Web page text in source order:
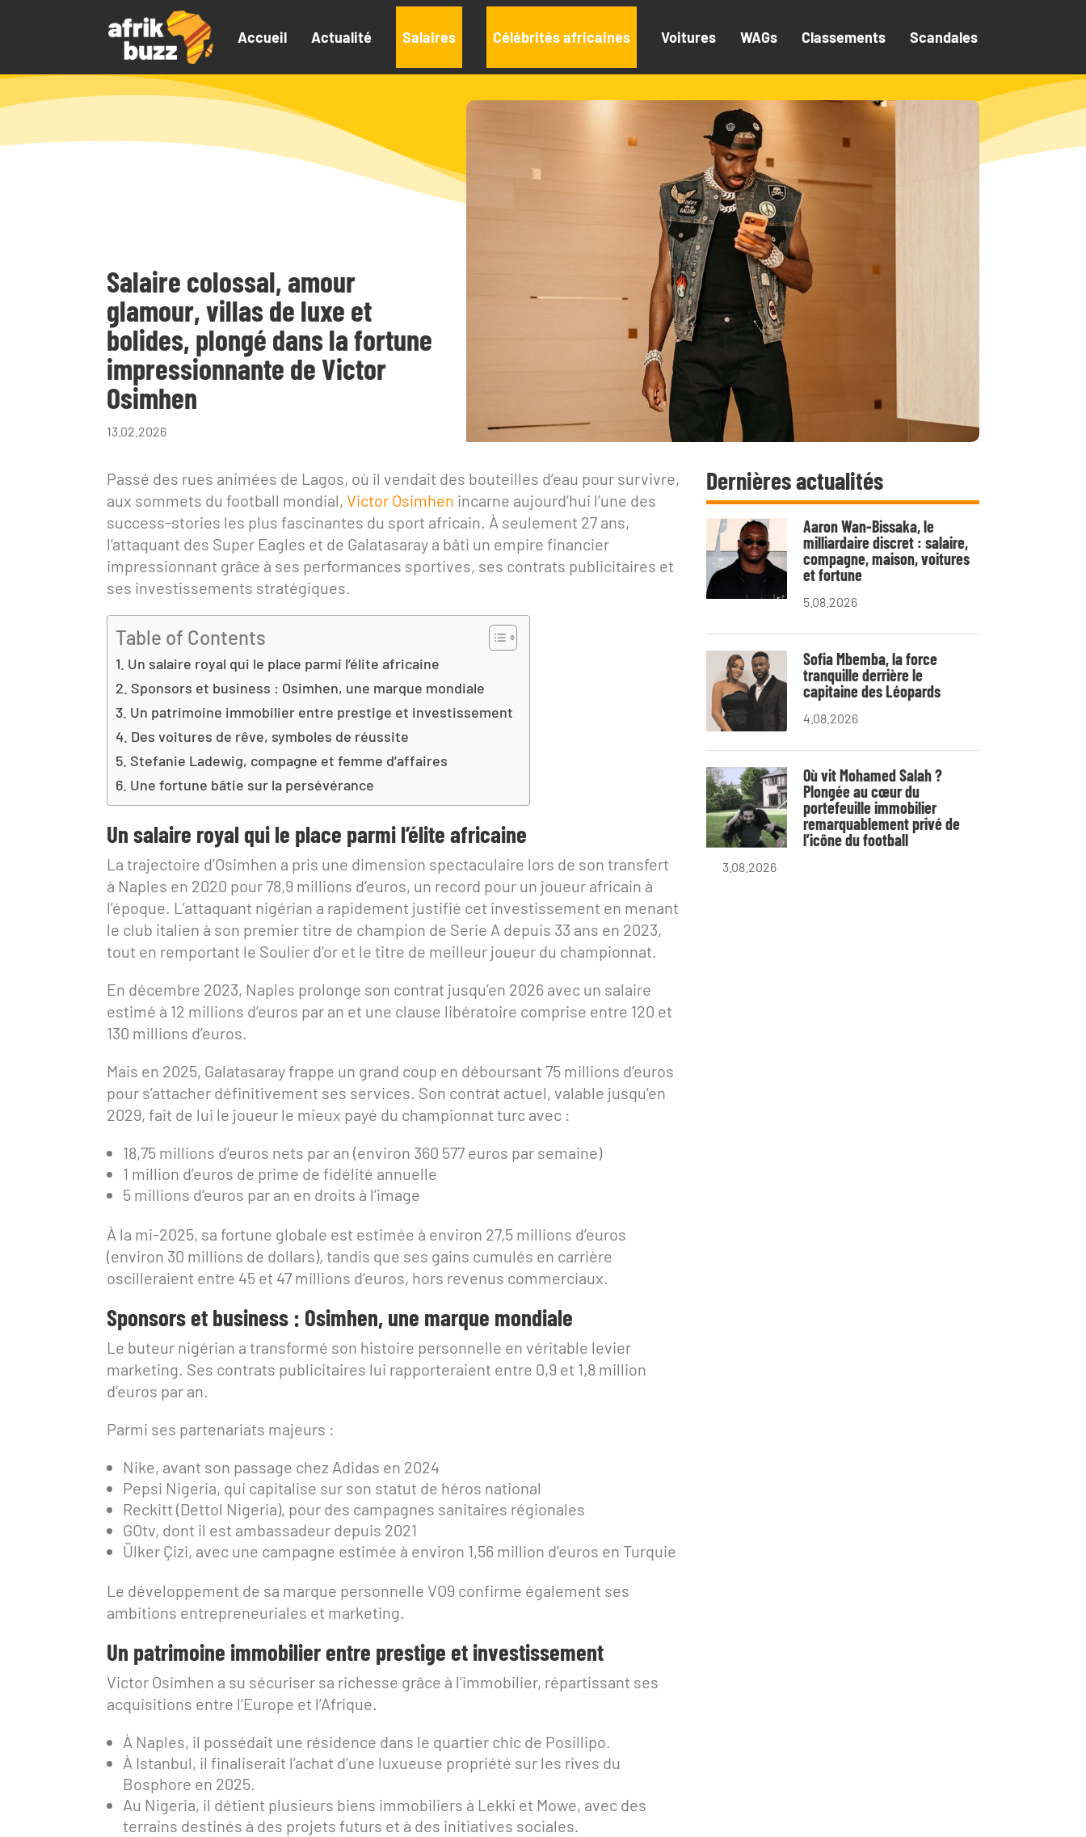
Accueil Actualité Salaires Célébrités africaines Voitures WAGs Classements Scandales
Salaire colossal, amour
glamour, villas de luxe et
bolides, plongé dans la fortune
impressionnante de Victor
Osimhen
13.02.2026
Passé des rues animées de Lagos, où il vendait des bouteilles d’eau pour survivre,
aux sommets du football mondial, Victor Osimhen incarne aujourd’hui l’une des
success-stories les plus fascinantes du sport africain. À seulement 27 ans,
l’attaquant des Super Eagles et de Galatasaray a bâti un empire financier
impressionnant grâce à ses performances sportives, ses contrats publicitaires et
ses investissements stratégiques.
Table of Contents
Un salaire royal qui le place parmi l’élite africaine
Sponsors et business : Osimhen, une marque mondiale
Un patrimoine immobilier entre prestige et investissement
Des voitures de rêve, symboles de réussite
Stefanie Ladewig, compagne et femme d’affaires
Une fortune bâtie sur la persévérance
Un salaire royal qui le place parmi l’élite africaine
La trajectoire d’Osimhen a pris une dimension spectaculaire lors de son transfert
à Naples en 2020 pour 78,9 millions d’euros, un record pour un joueur africain à
l’époque. L’attaquant nigérian a rapidement justifié cet investissement en menant
le club italien à son premier titre de champion de Serie A depuis 33 ans en 2023,
tout en remportant le Soulier d’or et le titre de meilleur joueur du championnat.
En décembre 2023, Naples prolonge son contrat jusqu’en 2026 avec un salaire
estimé à 12 millions d’euros par an et une clause libératoire comprise entre 120 et
130 millions d’euros.
Mais en 2025, Galatasaray frappe un grand coup en déboursant 75 millions d’euros
pour s’attacher définitivement ses services. Son contrat actuel, valable jusqu’en
2029, fait de lui le joueur le mieux payé du championnat turc avec :
18,75 millions d’euros nets par an (environ 360 577 euros par semaine)
1 million d’euros de prime de fidélité annuelle
5 millions d’euros par an en droits à l’image
À la mi-2025, sa fortune globale est estimée à environ 27,5 millions d’euros
(environ 30 millions de dollars), tandis que ses gains cumulés en carrière
oscilleraient entre 45 et 47 millions d’euros, hors revenus commerciaux.
Sponsors et business : Osimhen, une marque mondiale
Le buteur nigérian a transformé son histoire personnelle en véritable levier
marketing. Ses contrats publicitaires lui rapporteraient entre 0,9 et 1,8 million
d’euros par an.
Parmi ses partenariats majeurs :
Nike, avant son passage chez Adidas en 2024
Pepsi Nigeria, qui capitalise sur son statut de héros national
Reckitt (Dettol Nigeria), pour des campagnes sanitaires régionales
GOtv, dont il est ambassadeur depuis 2021
Ülker Çizi, avec une campagne estimée à environ 1,56 million d’euros en Turquie
Le développement de sa marque personnelle VO9 confirme également ses
ambitions entrepreneuriales et marketing.
Un patrimoine immobilier entre prestige et investissement
Victor Osimhen a su sécuriser sa richesse grâce à l’immobilier, répartissant ses
acquisitions entre l’Europe et l’Afrique.
À Naples, il possédait une résidence dans le quartier chic de Posillipo.
À Istanbul, il finaliserait l’achat d’une luxueuse propriété sur les rives du
Bosphore en 2025.
Au Nigeria, il détient plusieurs biens immobiliers à Lekki et Mowe, avec des
terrains destinés à des projets futurs et à des initiatives sociales.
Dernières actualités
Aaron Wan-Bissaka, le
milliardaire discret : salaire,
compagne, maison, voitures
et fortune
5.08.2026
Sofia Mbemba, la force
tranquille derrière le
capitaine des Léopards
4.08.2026
Où vit Mohamed Salah ?
Plongée au cœur du
portefeuille immobilier
remarquablement privé de
l’icône du football
3.08.2026